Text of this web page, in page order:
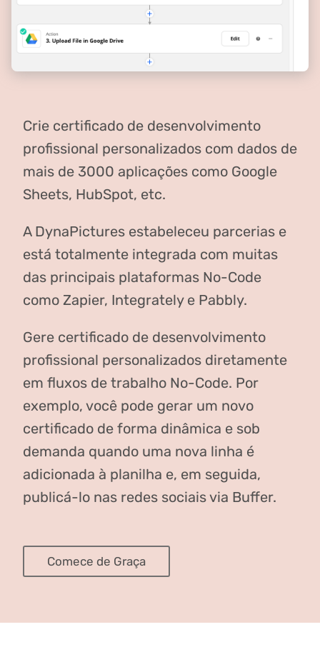
Crie certificado de desenvolvimento
profissional personalizados com dados de
mais de 3000 aplicações como Google
Sheets, HubSpot, etc.
A DynaPictures estabeleceu parcerias e
está totalmente integrada com muitas
das principais plataformas No-Code
como Zapier, Integrately e Pabbly.
Gere certificado de desenvolvimento
profissional personalizados diretamente
em fluxos de trabalho No-Code. Por
exemplo, você pode gerar um novo
certificado de forma dinâmica e sob
demanda quando uma nova linha é
adicionada à planilha e, em seguida,
publicá-lo nas redes sociais via Buffer.
Comece de Graça